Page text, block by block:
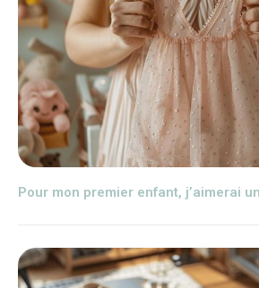
Pour mon premier enfant, j’aimerai